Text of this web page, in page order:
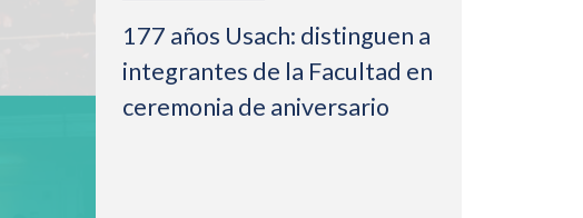
177 años Usach: distinguen a
integrantes de la Facultad en
ceremonia de aniversario